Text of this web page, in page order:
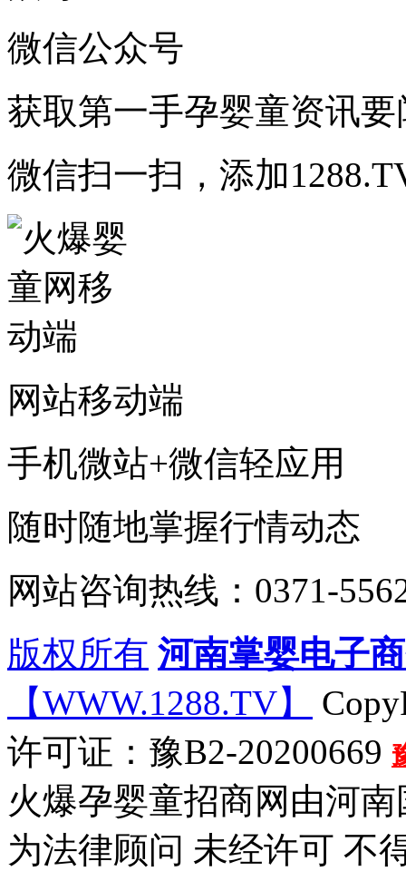
微信公众号
获取第一手孕婴童资讯要
微信扫一扫，添加
网站移动端
手机微站+微信轻应用
随时随地掌握行情动态
网站咨询热线：0371-
版权所有 河南掌婴电子
【WWW.1288.TV】
许可证：豫B2-20200669
火爆孕婴童招商网由河
为法律顾问 未经许可 不